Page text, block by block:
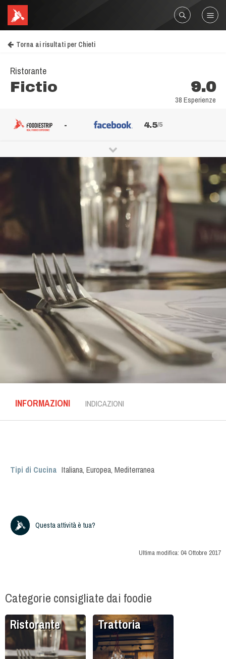
Torna ai risultati per Chieti
Ristorante
Fictio 9.0
38 Esperienze
- 4.5/5
INFORMAZIONI INDICAZIONI
Tipi di Cucina Italiana, Europea, Mediterranea
Questa attività è tua?
Ultima modifica: 04 Ottobre 2017
Categorie consigliate dai foodie
Ristorante Trattoria